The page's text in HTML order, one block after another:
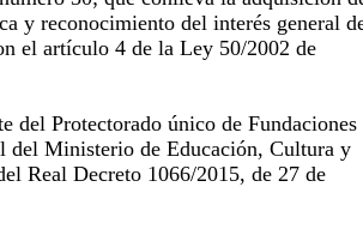
y reconocimiento del interés general
el artículo 4 de la Ley 50/2002 de
del Protectorado único de Fundaciones
del Ministerio de Educación, Cultura y
Real Decreto 1066/2015, de 27 de